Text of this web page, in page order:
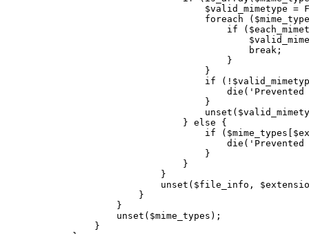
$valid_mimetype =
foreach
if ($each_mimetype ==
$valid_mimetype =
break;
}
}
if
die('Prevented an
}
} else {
if
die('Prevented an
}
}
}
unset($file_info,
}
}
unset($mime_types);
}